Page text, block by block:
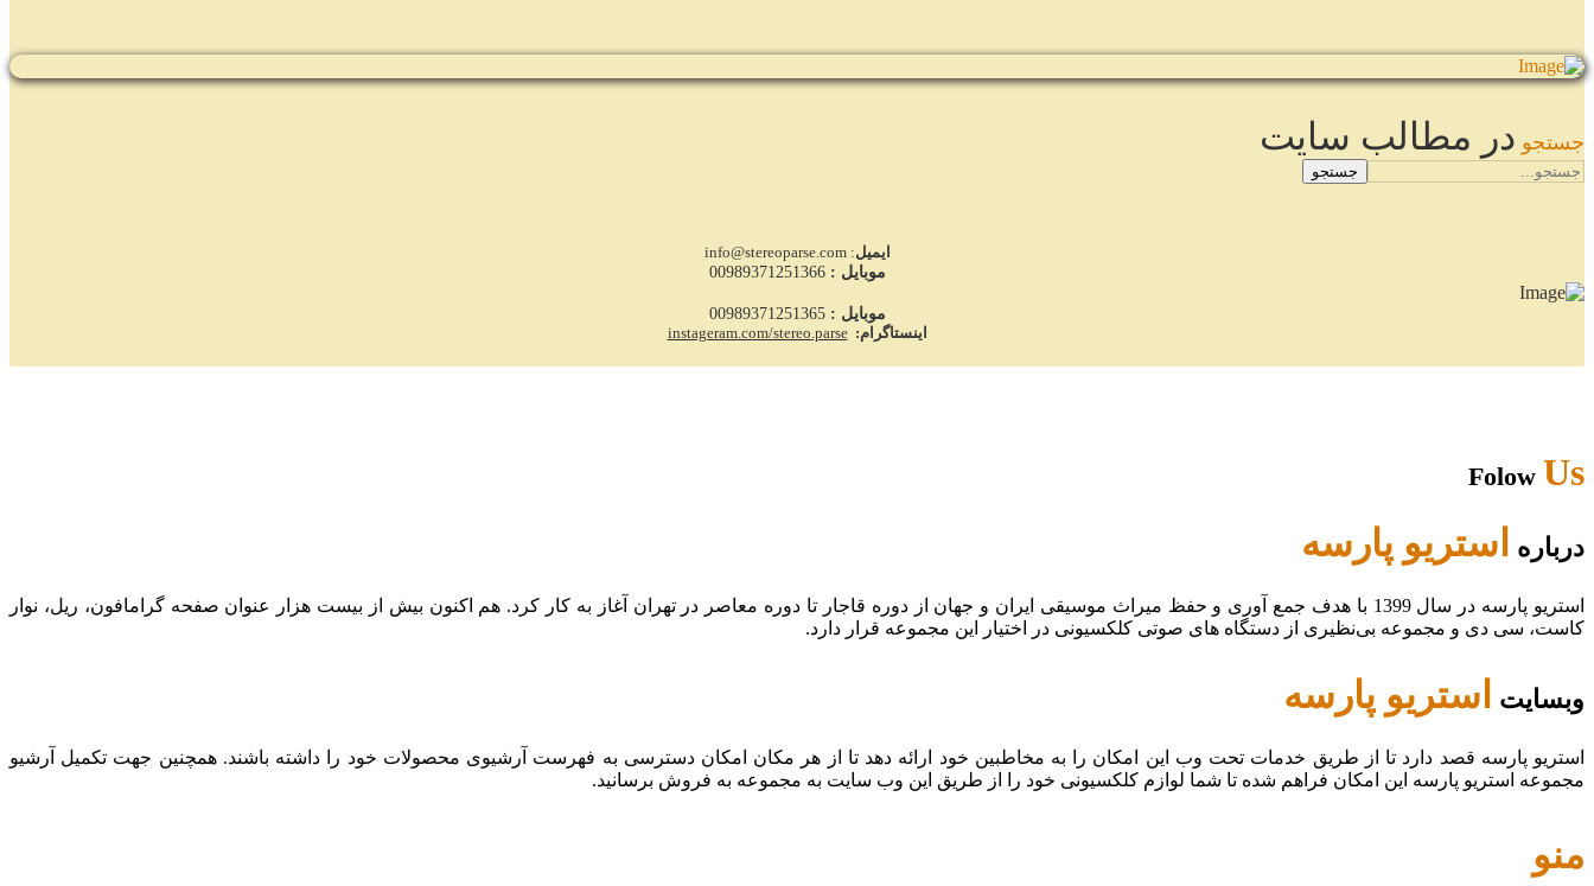
جستجو در مطالب سایت
جستجو
ایمیل: info@stereoparse.com
موبایل : 00989371251366
موبایل : 00989371251365
اینستاگرام: instageram.com/stereo.parse
Folow Us
درباره استریو پارسه
استریو پارسه در سال 1399 با هدف جمع آوری و حفظ میراث موسیقی ایران و جهان از دوره قاجار تا دوره معاصر در تهران آغاز به کار کرد. هم اکنون بیش از بیست هزار عنوان صفحه گرامافون، ریل، نوار
کاست، سی دی و مجموعه بی‌نظیری از دستگاه های صوتی کلکسیونی در اختیار این مجموعه قرار دارد.
وبسایت استریو پارسه
استریو پارسه قصد دارد تا از طریق خدمات تحت وب این امکان را به مخاطبین خود ارائه دهد تا از هر مکان امکان دسترسی به فهرست آرشیوی محصولات خود را داشته باشند. همچنین جهت تکمیل آرشیو
مجموعه استریو پارسه این امکان فراهم شده تا شما لوازم کلکسیونی خود را از طریق این وب سایت به مجموعه به فروش برسانید.
منو